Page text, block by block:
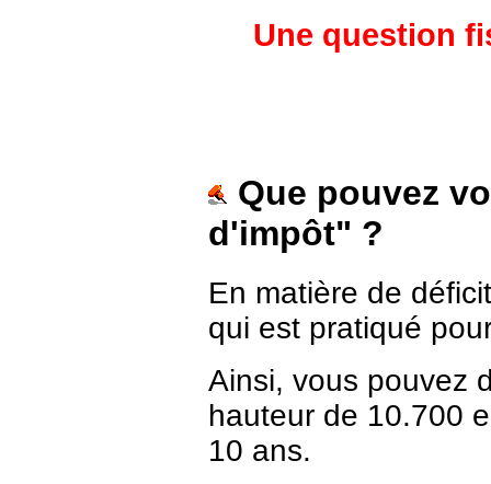
Une question
Que pouvez
d'impôt" ?
En matière de
qui est pratiqué
Ainsi, vous pouvez
hauteur de 10.700
10 ans.